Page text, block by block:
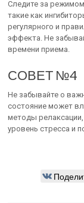
Следите за
такие как
регулярного и
эффекта. Не
времени приема.
СОВЕТ №4
Не забывайте о
состояние может
методы релаксации,
уровень стресса и